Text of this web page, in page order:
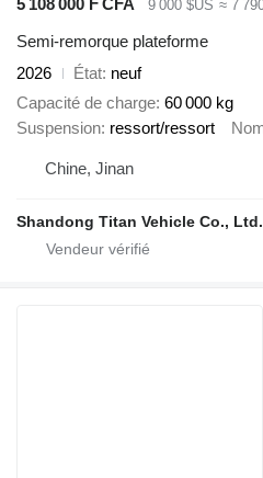
9 000 $US ≈ 7
Semi-remorque plateforme
2026
État neuf
Capacité de charge 60 000 kg
Suspension ressort/ressort
Chine, Jinan
Shandong Titan Vehicle Co., Ltd.